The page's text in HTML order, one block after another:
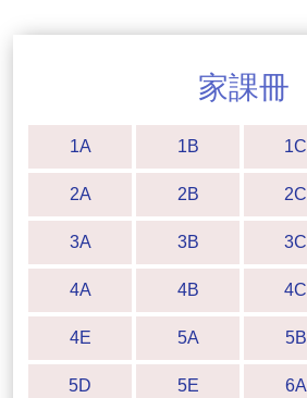
家課冊
1A 1B 1C
2A 2B 2C
3A 3B 3C
4A 4B 4C
4E 5A 5B
5D 5E 6A